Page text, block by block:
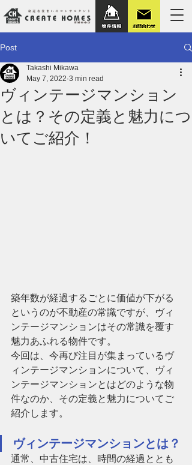
Post
ヴィンテージマンション
とは？その定義と魅力につ
いてご紹介！
Takashi Mikawa
May 7, 2022 3 min read
築年数が経過するごとに価値が下がる
というのが不動産の常識ですが、ヴィ
ンテージマンションはその常識を覆す
魅力あふれる物件です。
今回は、今再び注目が集まっているヴ
ィンテージマンションについて、ヴィ
ンテージマンションとはどのような物
件なのか、その定義と魅力についてご
紹介します。
ヴィンテージマンションとは？
通常、中古住宅は、時間の経過ととも